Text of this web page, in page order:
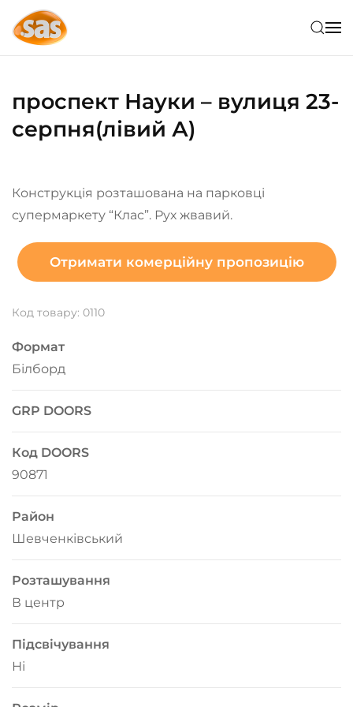
Skip to main content
проспект Науки – вулиця 23-
серпня(лівий А)
Конструкція розташована на парковці
супермаркету “Клас”. Рух жвавий.
Отримати комерційну пропозицію
Код товару: 0110
Формат
Білборд
GRP DOORS
Код DOORS
90871
Район
Шевченківський
Розташування
В центр
Підсвічування
Ні